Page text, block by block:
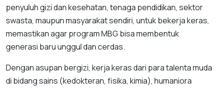
penyuluh gizi dan kesehatan, tenaga pendidikan, sektor
swasta, maupun masyarakat sendiri, untuk bekerja keras,
memastikan agar program MBG bisa membentuk
generasi baru unggul dan cerdas.
Dengan asupan bergizi, kerja keras dari para talenta muda
di bidang sains (kedokteran, fisika, kimia), humaniora